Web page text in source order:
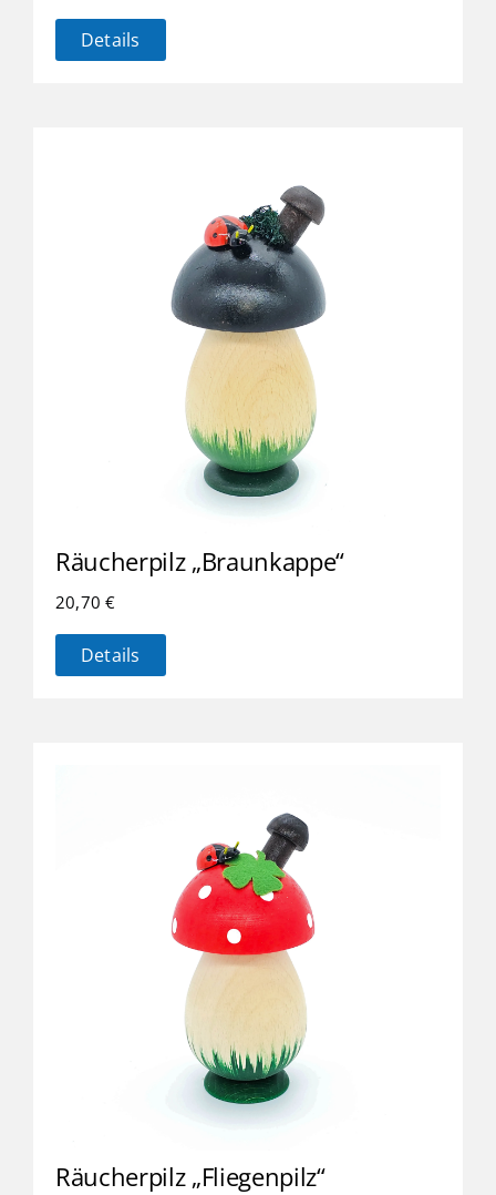
Details
Räucherpilz „Braunkappe“
20,70€
Details
Räucherpilz „Fliegenpilz“